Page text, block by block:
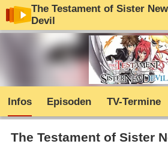
The Testament of Sister New
Devil
Infos Episoden TV-Termine
The Testament of Sister